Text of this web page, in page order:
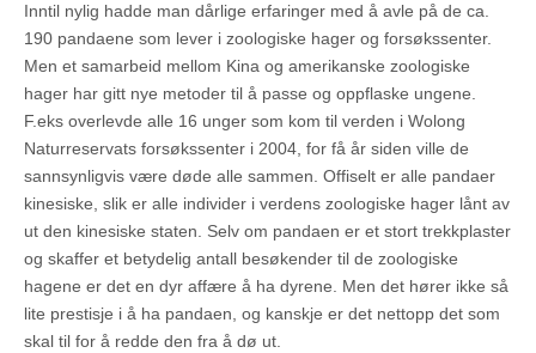
Inntil nylig hadde man dårlige erfaringer med å avle på de ca.
190 pandaene som lever i zoologiske hager og forsøkssenter.
Men et samarbeid mellom Kina og amerikanske zoologiske
hager har gitt nye metoder til å passe og oppflaske ungene.
F.eks overlevde alle 16 unger som kom til verden i Wolong
Naturreservats forsøkssenter i 2004, for få år siden ville de
sannsynligvis være døde alle sammen. Offiselt er alle pandaer
kinesiske, slik er alle individer i verdens zoologiske hager lånt av
ut den kinesiske staten. Selv om pandaen er et stort trekkplaster
og skaffer et betydelig antall besøkender til de zoologiske
hagene er det en dyr affære å ha dyrene. Men det hører ikke så
lite prestisje i å ha pandaen, og kanskje er det nettopp det som
skal til for å redde den fra å dø ut.